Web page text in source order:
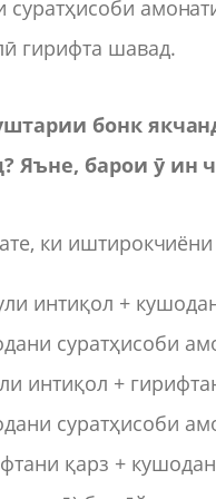
суратҳисоби
гирифта шавад.
бонк
Яъне, барои ӯ ин
ки
интиқол +
суратҳисоби
интиқол +
суратҳисоби
қарз +